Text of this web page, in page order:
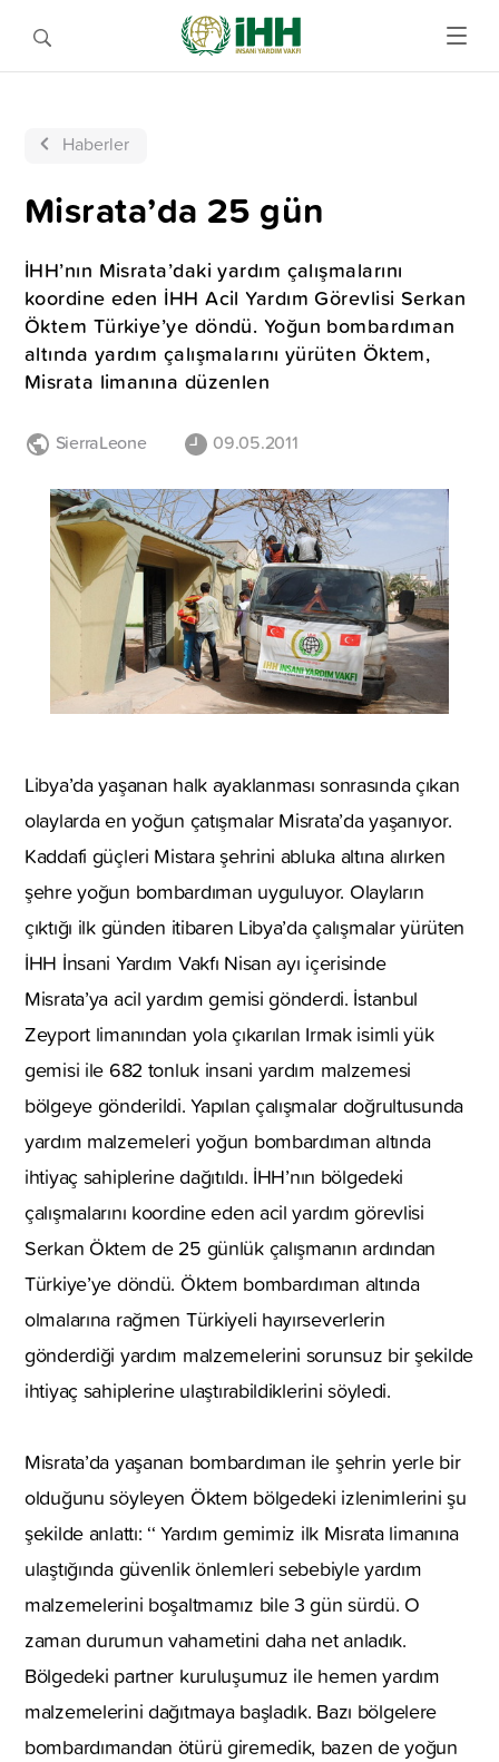
Haberler
Misrata’da 25 gün
İHH’nın Misrata’daki yardım çalışmalarını
koordine eden İHH Acil Yardım Görevlisi Serkan
Öktem Türkiye’ye döndü. Yoğun bombardıman
altında yardım çalışmalarını yürüten Öktem,
Misrata limanına düzenlen
SierraLeone 09.05.2011
Libya’da yaşanan halk ayaklanması sonrasında çıkan
olaylarda en yoğun çatışmalar Misrata’da yaşanıyor.
Kaddafi güçleri Mistara şehrini abluka altına alırken
şehre yoğun bombardıman uyguluyor. Olayların
çıktığı ilk günden itibaren Libya’da çalışmalar yürüten
İHH İnsani Yardım Vakfı Nisan ayı içerisinde
Misrata’ya acil yardım gemisi gönderdi. İstanbul
Zeyport limanından yola çıkarılan Irmak isimli yük
gemisi ile 682 tonluk insani yardım malzemesi
bölgeye gönderildi. Yapılan çalışmalar doğrultusunda
yardım malzemeleri yoğun bombardıman altında
ihtiyaç sahiplerine dağıtıldı. İHH’nın bölgedeki
çalışmalarını koordine eden acil yardım görevlisi
Serkan Öktem de 25 günlük çalışmanın ardından
Türkiye’ye döndü. Öktem bombardıman altında
olmalarına rağmen Türkiyeli hayırseverlerin
gönderdiği yardım malzemelerini sorunsuz bir şekilde
ihtiyaç sahiplerine ulaştırabildiklerini söyledi.
Misrata’da yaşanan bombardıman ile şehrin yerle bir
olduğunu söyleyen Öktem bölgedeki izlenimlerini şu
şekilde anlattı: ‘‘ Yardım gemimiz ilk Misrata limanına
ulaştığında güvenlik önlemleri sebebiyle yardım
malzemelerini boşaltmamız bile 3 gün sürdü. O
zaman durumun vahametini daha net anladık.
Bölgedeki partner kuruluşumuz ile hemen yardım
malzemelerini dağıtmaya başladık. Bazı bölgelere
bombardımandan ötürü giremedik, bazen de yoğun